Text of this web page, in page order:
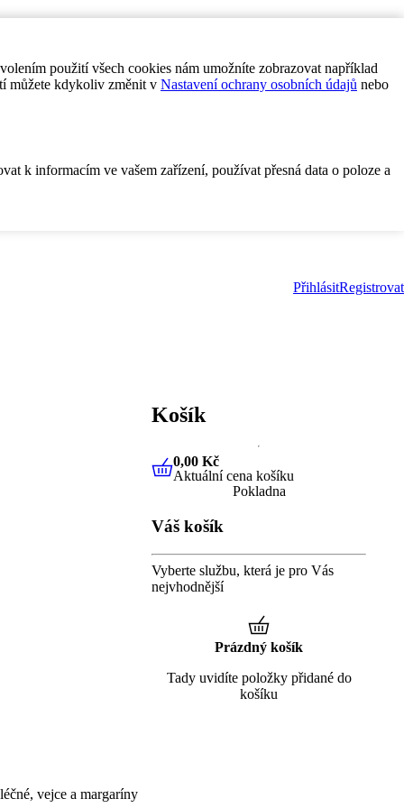
použití všech cookies nám umožníte zobrazovat například
můžete kdykoliv změnit v Nastavení ochrany osobních údajů nebo
k informacím ve vašem zařízení, používat přesná data o poloze a
PřihlásitRegistrovat
vejce a margaríny
Košík
0,00 KčAktuální cena košíku
0,00 Kč
Aktuální cena košíku
Pokladna
Váš košík
Vyberte službu, která je pro Vás
nejvhodnější
Prázdný košík
Tady uvidíte položky přidané do
košíku